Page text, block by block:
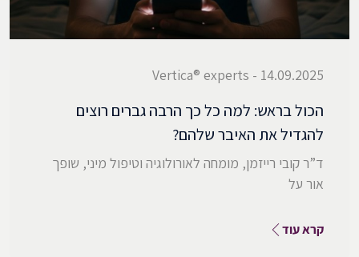
14.09.2025 - Vertica® experts
הכול בראש: למה כל כך הרבה גברים רוצים
להגדיל את האיבר שלהם?
ד”ר קובי רייזמן, מומחה לאורולוגיה וטיפול מיני, שופך
אור על
קרא עוד